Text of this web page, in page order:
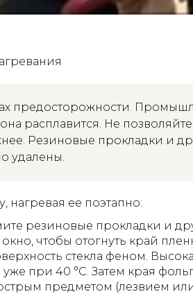
предосторожности.
расплавится. Не
Резиновые прокладки и
удалены.
нагревая ее поэтапно:
резиновые прокладки и
чтобы отогнуть край
стекла феном.
уже при 40 °C. Затем края
острым предметом (лезвием